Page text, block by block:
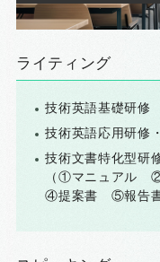
ライティング
技術英語基礎研修
技術英語応用研修
技術文書特化型研
（①マニュアル
④提案書 ⑤報告書